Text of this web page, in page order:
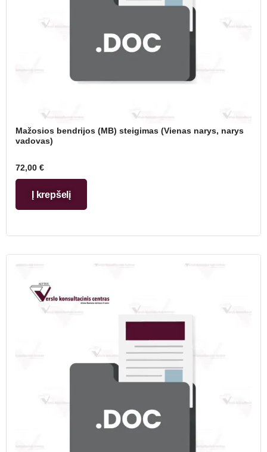
Mažosios bendrijos (MB) steigimas (Vienas narys, narys
vadovas)
72,00 €
Į krepšelį